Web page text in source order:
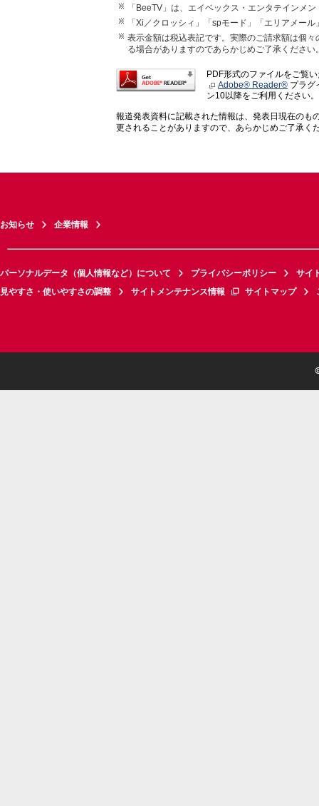
「BeeTV」は、エイベックス・エンタテインメ
「Xi／クロッシィ」「spモード」「エリアメー
表示金額は税込表記です。実際のご請求額は個
る場合がありますのであらかじめご了承ください
PDF形式のファイルをご覧
Adobe® Reader® プラグ
ン10以降をご利用ください。
報道発表資料に記載された情報は、発表日現在のも
更されることがありますので、あらかじめご了承く
お知らせ 企業情報
パーソナルデータ（個人情報など）について プライバシーポリシー
サイ
見やすさ・使いやすさの調整
サイトメンテナンス情報 サイトマップ